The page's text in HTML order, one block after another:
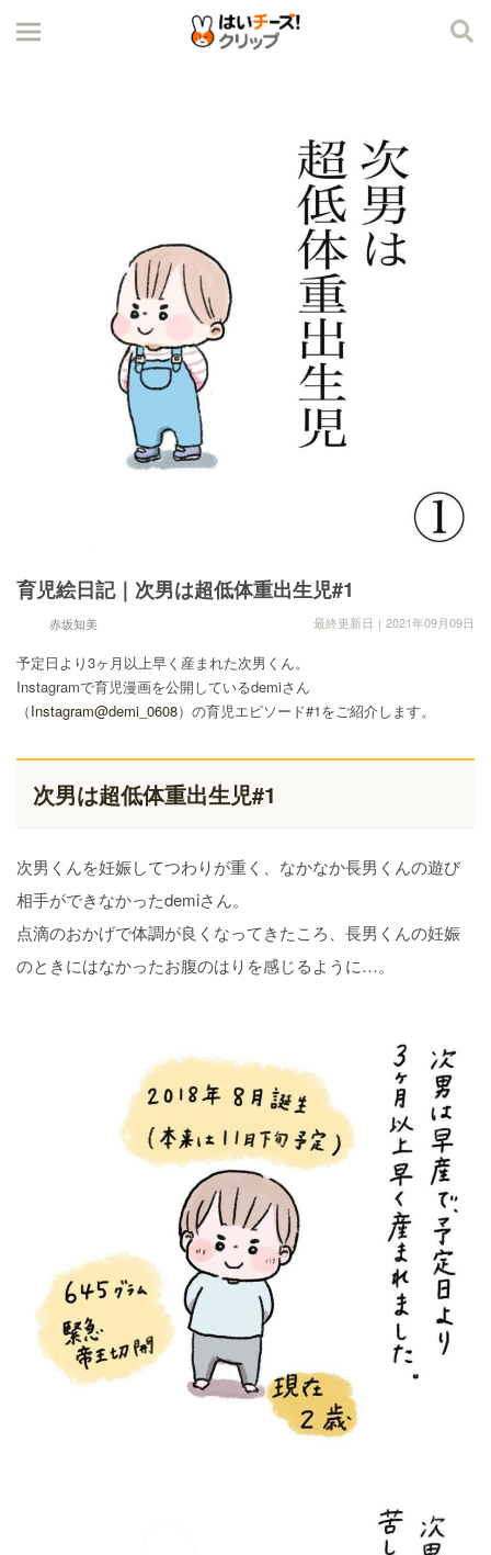
育児絵日記｜次男は超低体重出生児#1
赤坂知美 最終更新日｜2021年09月09日
予定日より3ヶ月以上早く産まれた次男くん。
Instagramで育児漫画を公開しているdemiさん
（Instagram@demi_0608）の育児エピソード#1をご紹介します。
次男は超低体重出生児#1
次男くんを妊娠してつわりが重く、なかなか長男くんの遊び
相手ができなかったdemiさん。
点滴のおかげで体調が良くなってきたころ、長男くんの妊娠
のときにはなかったお腹のはりを感じるように…。